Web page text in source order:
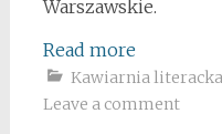
Warszawskie.
Read more
Kawiarnia literacka
Leave a comment